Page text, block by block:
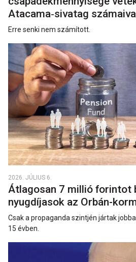
Atacama‑sivatag
Erre senki nem számított.
2026. JÚLIUS 6.
Átlagosan 7 millió forintot
nyugdíjasok az Orbán-
Csak a propaganda szintjén jártak
15 évben.